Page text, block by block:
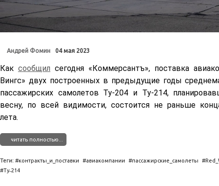
Андрей Фомин 04 мая 2023
Как сообщил сегодня «Коммерсантъ», поставка
Вингс» двух построенных в предыдущие годы
пассажирских самолетов Ту-204 и Ту-214,
весну, по всей видимости, состоится не раньше
лета.
читать полностью...
Теги: контракты_и_поставки авиакомпании пассажирские_самолеты
Ту˗214